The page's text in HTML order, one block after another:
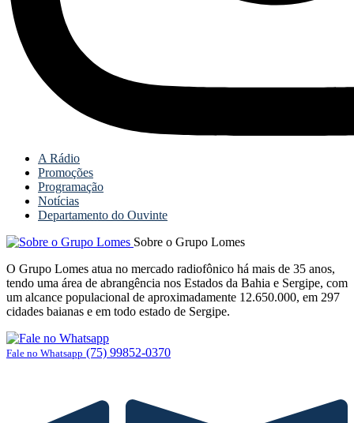
A Rádio
Promoções
Programação
Notícias
Departamento do Ouvinte
Sobre o Grupo Lomes
O Grupo Lomes atua no mercado radiofônico há mais de 35 anos,
tendo uma área de abrangência nos Estados da Bahia e Sergipe, com
um alcance populacional de aproximadamente 12.650.000, em 297
cidades baianas e em todo estado de Sergipe.
Fale no Whatsapp (75) 99852-0370